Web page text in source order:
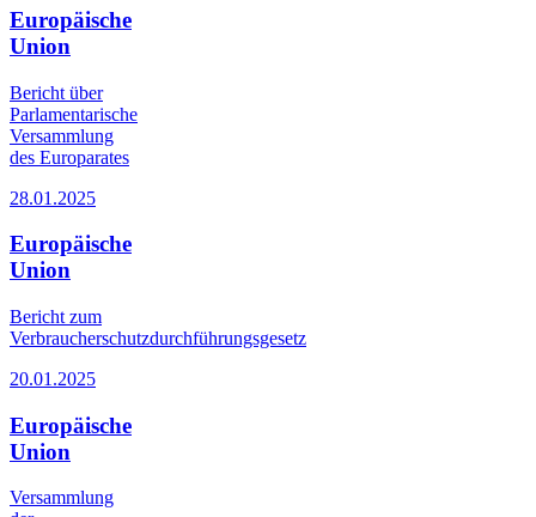
Europäische
Union
Bericht über
Parlamentarische
Versammlung
des Europarates
28.01.2025
Europäische
Union
Bericht zum
Verbraucherschutzdurchführungsgesetz
20.01.2025
Europäische
Union
Versammlung